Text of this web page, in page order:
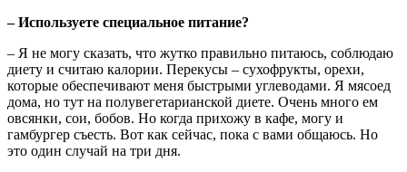
– Используете специальное питание?
– Я не могу сказать, что жутко правильно питаюсь, соблюдаю
диету и считаю калории. Перекусы – сухофрукты, орехи,
которые обеспечивают меня быстрыми углеводами. Я мясоед
дома, но тут на полувегетарианской диете. Очень много ем
овсянки, сои, бобов. Но когда прихожу в кафе, могу и
гамбургер съесть. Вот как сейчас, пока с вами общаюсь. Но
это один случай на три дня.